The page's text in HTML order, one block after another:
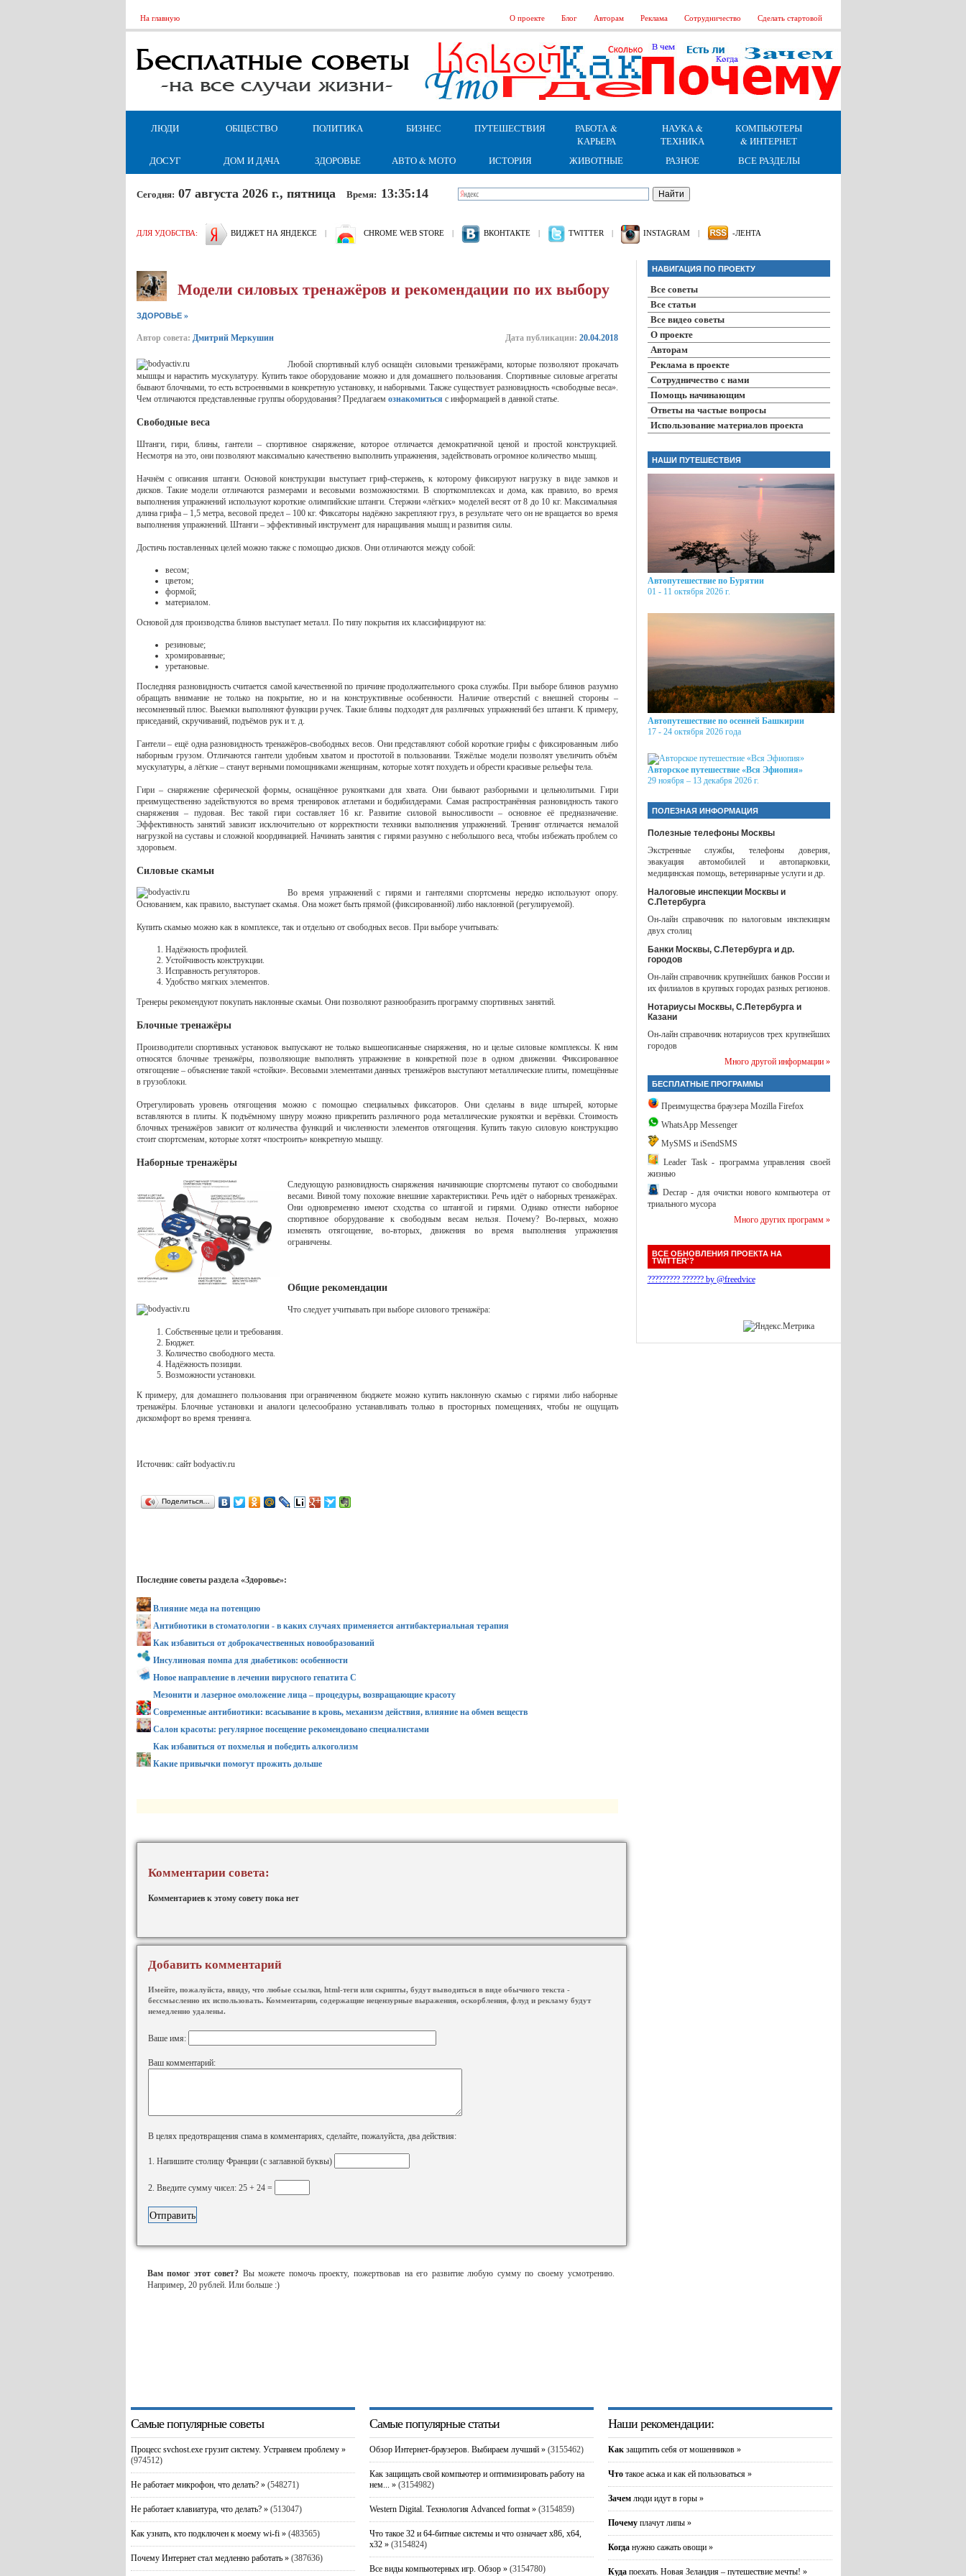
На главную О проекте Блог Авторам Реклама Сотрудничество Сделать стартовой
ЛЮДИ ОБЩЕСТВО ПОЛИТИКА БИЗНЕС ПУТЕШЕСТВИЯ
РАБОТА &
КАРЬЕРА
НАУКА &
ТЕХНИКА
КОМПЬЮТЕРЫ
& ИНТЕРНЕТ
ДОСУГ
ДОМ И ДАЧА ЗДОРОВЬЕ АВТО & МОТО ИСТОРИЯ ЖИВОТНЫЕ РАЗНОЕ ВСЕ РАЗДЕЛЫ
Сегодня: 07 августа 2026 г., пятница Время: 13:35:15
ДЛЯ УДОБСТВА: ВИДЖЕТ НА ЯНДЕКСЕ | CHROME WEB STORE | ВКОНТАКТЕ | TWITTER | INSTAGRAM | -ЛЕНТА
Модели силовых тренажёров и рекомендации по их выбору
ЗДОРОВЬЕ»
Автор совета: Дмитрий Меркушин Дата публикации: 20.04.2018
Любой спортивный клуб оснащён силовыми тренажёрами, которые позволяют прокачать
мышцы и нарастить мускулатуру. Купить такое оборудование можно и для домашнего пользования. Спортивные силовые агрегаты
бывают блочными, то есть встроенными в конкретную установку, и наборными. Также существует разновидность «свободные веса».
Чем отличаются представленные группы оборудования? Предлагаем ознакомиться с информацией в данной статье.
Свободные веса
Штанги, гири, блины, гантели – спортивное снаряжение, которое отличается демократичной ценой и простой конструкцией.
Несмотря на это, они позволяют максимально качественно выполнить упражнения, задействовать огромное количество мышц.
Начнём с описания штанги. Основой конструкции выступает гриф-стержень, к которому фиксируют нагрузку в виде замков и
дисков. Такие модели отличаются размерами и весовыми возможностями. В спорткомплексах и дома, как правило, во время
выполнения упражнений используют короткие олимпийские штанги. Стержни «лёгких» моделей весят от 8 до 10 кг. Максимальная
длина грифа – 1,5 метра, весовой предел – 100 кг. Фиксаторы надёжно закрепляют груз, в результате чего он не вращается во время
выполнения упражнений. Штанги – эффективный инструмент для наращивания мышц и развития силы.
Достичь поставленных целей можно также с помощью дисков. Они отличаются между собой:
весом;
цветом;
формой;
материалом.
Основой для производства блинов выступает металл. По типу покрытия их классифицируют на:
резиновые;
хромированные;
уретановые.
Последняя разновидность считается самой качественной по причине продолжительного срока службы. При выборе блинов разумно
обращать внимание не только на покрытие, но и на конструктивные особенности. Наличие отверстий с внешней стороны –
несомненный плюс. Выемки выполняют функции ручек. Такие блины подходят для различных упражнений без штанги. К примеру,
приседаний, скручиваний, подъёмов рук и т. д.
Гантели – ещё одна разновидность тренажёров-свободных весов. Они представляют собой короткие грифы с фиксированным либо
наборным грузом. Отличаются гантели удобным хватом и простотой в пользовании. Тяжёлые модели позволят увеличить объём
мускулатуры, а лёгкие – станут верными помощниками женщинам, которые хотят похудеть и обрести красивые рельефы тела.
Гири – снаряжение сферической формы, оснащённое рукоятками для хвата. Они бывают разборными и цельнолитыми. Гири
преимущественно задействуются во время тренировок атлетами и бодибилдерами. Самая распространённая разновидность такого
снаряжения – пудовая. Вес такой гири составляет 16 кг. Развитие силовой выносливости – основное её предназначение.
Эффективность занятий зависит исключительно от корректности техники выполнения упражнений. Тренинг отличается немалой
нагрузкой на суставы и сложной координацией. Начинать занятия с гирями разумно с небольшого веса, чтобы избежать проблем со
здоровьем.
Силовые скамьи
Во время упражнений с гирями и гантелями спортсмены нередко используют опору.
Основанием, как правило, выступает скамья. Она может быть прямой (фиксированной) либо наклонной (регулируемой).
Купить скамью можно как в комплексе, так и отдельно от свободных весов. При выборе учитывать:
Надёжность профилей.
Устойчивость конструкции.
Исправность регуляторов.
Удобство мягких элементов.
Тренеры рекомендуют покупать наклонные скамьи. Они позволяют разнообразить программу спортивных занятий.
Блочные тренажёры
Производители спортивных установок выпускают не только вышеописанные снаряжения, но и целые силовые комплексы. К ним
относятся блочные тренажёры, позволяющие выполнять упражнение в конкретной позе в одном движении. Фиксированное
отягощение – объяснение такой «стойки». Весовыми элементами данных тренажёров выступают металлические плиты, помещённые
в грузоблоки.
Отрегулировать уровень отягощения можно с помощью специальных фиксаторов. Они сделаны в виде штырей, которые
вставляются в плиты. К подъёмному шнуру можно прикрепить различного рода металлические рукоятки и верёвки. Стоимость
блочных тренажёров зависит от количества функций и численности элементов отягощения. Купить такую силовую конструкцию
стоит спортсменам, которые хотят «построить» конкретную мышцу.
Наборные тренажёры
Следующую разновидность снаряжения начинающие спортсмены путают со свободными
весами. Виной тому похожие внешние характеристики. Речь идёт о наборных тренажёрах.
Они одновременно имеют сходства со штангой и гирями. Однако отнести наборное
спортивное оборудование к свободным весам нельзя. Почему? Во-первых, можно
изменять отягощение, во-вторых, движения во время выполнения упражнения
ограничены.
Общие рекомендации
Что следует учитывать при выборе силового тренажёра:
Собственные цели и требования.
Бюджет.
Количество свободного места.
Надёжность позиции.
Возможности установки.
К примеру, для домашнего пользования при ограниченном бюджете можно купить наклонную скамью с гирями либо наборные
тренажёры. Блочные установки и аналоги целесообразно устанавливать только в просторных помещениях, чтобы не ощущать
дискомфорт во время тренинга.
Источник: сайт bodyactiv.ru
Поделиться…
Последние советы раздела «Здоровье»:
Влияние меда на потенцию
Антибиотики в стоматологии - в каких случаях применяется антибактериальная терапия
Как избавиться от доброкачественных новообразований
Инсулиновая помпа для диабетиков: особенности
Новое направление в лечении вирусного гепатита С
Мезонити и лазерное омоложение лица – процедуры, возвращающие красоту
Современные антибиотики: всасывание в кровь, механизм действия, влияние на обмен веществ
Салон красоты: регулярное посещение рекомендовано специалистами
Как избавиться от похмелья и победить алкоголизм
Какие привычки помогут прожить дольше
Комментарии совета:
Комментариев к этому совету пока нет
Добавить комментарий
Имейте, пожалуйста, ввиду, что любые ссылки, html-теги или скрипты, будут выводиться в виде обычного текста -
бессмысленно их использовать. Комментарии, содержащие нецензурные выражения, оскорбления, флуд и рекламу будут
немедленно удалены.
Ваше имя:
Ваш комментарий:
В целях предотвращения спама в комментариях, сделайте, пожалуйста, два действия:
1. Напишите столицу Франции (с заглавной буквы)
2. Введите сумму чисел: 25 + 24 =
Вам помог этот совет? Вы можете помочь проекту, пожертвовав на его развитие любую сумму по своему усмотрению.
Например, 20 рублей. Или больше :)
НАВИГАЦИЯ ПО ПРОЕКТУ
Все советы
Все статьи
Все видео советы
О проекте
Авторам
Реклама в проекте
Сотрудничество с нами
Помощь начинающим
Ответы на частые вопросы
Использование материалов проекта
НАШИ ПУТЕШЕСТВИЯ
Автопутешествие по Бурятии
01 - 11 октября 2026 г.
Автопутешествие по осенней Башкирии
17 - 24 октября 2026 года
Авторское путешествие «Вся Эфиопия»
29 ноября – 13 декабря 2026 г.
ПОЛЕЗНАЯ ИНФОРМАЦИЯ
Полезные телефоны Москвы
Экстренные службы, телефоны доверия,
эвакуация автомобилей и автопарковки,
медицинская помощь, ветеринарные услуги и др.
Налоговые инспекции Москвы и
С.Петербурга
Он-лайн справочник по налоговым инспекицям
двух столиц
Банки Москвы, С.Петербурга и др.
городов
Он-лайн справочник крупнейших банков России и
их филиалов в крупных городах разных регионов.
Нотариусы Москвы, С.Петербурга и
Казани
Он-лайн справочник нотариусов трех крупнейших
городов
Много другой информации »
БЕСПЛАТНЫЕ ПРОГРАММЫ
Преимущества браузера Mozilla Firefox
WhatsApp Messenger
MySMS и iSendSMS
Leader Task - программа управления своей
жизнью
Decrap - для очистки нового компьютера от
триального мусора
Много других программ »
ВСЕ ОБНОВЛЕНИЯ ПРОЕКТА НА
TWITTER'?
????????? ?????? by @freedvice
Самые популярные советы
Процесс svchost.exe грузит систему. Устраняем проблему »
(974512)
Не работает микрофон, что делать? » (548271)
Не работает клавиатура, что делать? » (513047)
Как узнать, кто подключен к моему wi-fi » (483565)
Почему Интернет стал медленно работать » (387636)
Самые популярные статьи
Обзор Интернет-браузеров. Выбираем лучший » (3155462)
Как защищать свой компьютер и оптимизировать работу на
нем... » (3154982)
Western Digital. Технология Advanced format » (3154859)
Что такое 32 и 64-битные системы и что означает x86, x64,
x32 » (3154824)
Все виды компьютерных игр. Обзор » (3154780)
Наши рекомендации:
Как защитить себя от мошенников »
Что такое аська и как ей пользоваться »
Зачем люди идут в горы »
Почему плачут липы »
Когда нужно сажать овощи »
Куда поехать. Новая Зеландия – путешествие мечты! »